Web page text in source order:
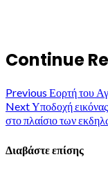
Continue
Previous Εορτή του
NextΥποδοχή
στο πλαίσιο των
Διαβάστε επίσης